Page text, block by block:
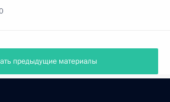
предыдущие материалы